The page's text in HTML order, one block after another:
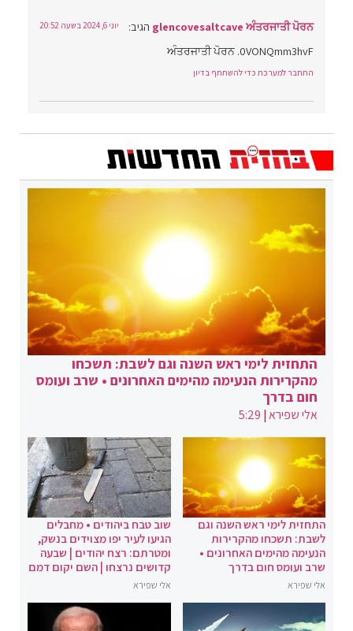
glencovesaltcave ਅੰਤਰਜਾਤੀ ਪੋਰਨ הגיב: יוני 6, 2024 בשעה 20:52
ਅੰਤਰਜਾਤੀ ਪੋਰਨ .0VONQmm3hvF
התחבר למערכת כדי להשתתף בדיון
התחזית לימי ראש השנה וגם לשבת: תשכחו
מהקרירות הנעימה מהימים האחרונים • שרב ועומס
חום בדרך
אלי שפירא|
5:29
התחזית לימי ראש השנה וגם
לשבת: תשכחו מהקרירות
הנעימה מהימים האחרונים •
שרב ועומס חום בדרך
אלי שפירא
שוב טבח ביהודים • מחבלים
הגיעו לעיר יפו מצוידים בנשק,
ומטרתם: רצח יהודים | שבעה
קדושים נרצחו | השם יקום דמם
אלי שפירא